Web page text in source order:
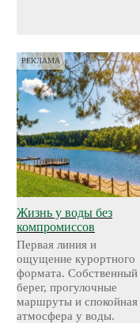
РЕКЛАМА
Жизнь у воды без
компромиссов
Первая линия и
ощущение курортного
формата. Собственный
берег, прогулочные
маршруты и спокойная
атмосфера у воды.